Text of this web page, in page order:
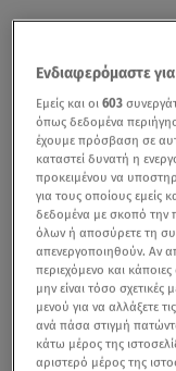
Ενδιαφερόμαστε
Εμείς και οι603
όπως δεδομένα
έχουμε πρόσβαση σε
καταστεί δυνατή η
προκειμένου να
για τους οποίους εμείς
δεδομένα με σκοπό την
όλων ή αποσύρετε τη
απενεργοποιηθούν. Αν
περιεχόμενο και
μην είναι τόσο
μενού για να αλλάξετε
ανά πάσα στιγμή
κάτω μέρος της
αριστερό μέρος της